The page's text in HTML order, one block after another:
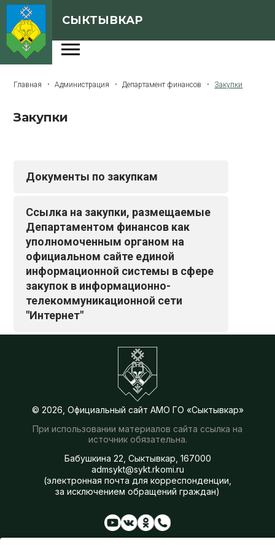
СЫКТЫВКАР
Генеральный план
Версия для слабовидящих
Главная Администрация Департамент финансов Закупки
Закупки
Документы по закупкам
Ссылка на закупки, размещаемые
Департаментом финансов как
уполномоченным органом на
официальном сайте единой
информационной системы в сфере
закупок в информационно-
телекоммуникационной сети
"Интернет"
© 2026, Официальный сайт АМО ГО «Сыктывкар»
При использовании материалов сайта ссылка на
источник обязательна.
Бабушкина 22, Сыктывкар, 167000
admsykt@sykt.rkomi.ru
(электронная почта для корреспонденции,
за исключением обращений граждан)